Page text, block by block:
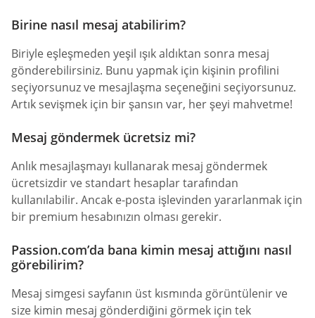
Birine nasıl mesaj atabilirim?
Biriyle eşleşmeden yeşil ışık aldıktan sonra mesaj
gönderebilirsiniz. Bunu yapmak için kişinin profilini
seçiyorsunuz ve mesajlaşma seçeneğini seçiyorsunuz.
Artık sevişmek için bir şansın var, her şeyi mahvetme!
Mesaj göndermek ücretsiz mi?
Anlık mesajlaşmayı kullanarak mesaj göndermek
ücretsizdir ve standart hesaplar tarafından
kullanılabilir. Ancak e-posta işlevinden yararlanmak için
bir premium hesabınızın olması gerekir.
Passion.com’da bana kimin mesaj attığını nasıl
görebilirim?
Mesaj simgesi sayfanın üst kısmında görüntülenir ve
size kimin mesaj gönderdiğini görmek için tek